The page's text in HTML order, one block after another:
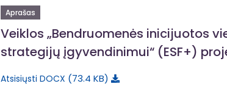
Aprašas
Veiklos „Bendruomenės inicijuotos
strategijų įgyvendinimui“ (ESF+)
Atsisiųsti DOCX 73.4 KB